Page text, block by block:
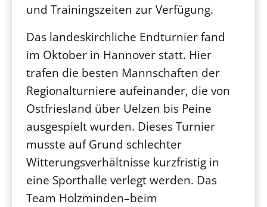
und Trainingszeiten zur Verfügung.
Das landeskirchliche Endturnier fand
im Oktober in Hannover statt. Hier
trafen die besten Mannschaften der
Regionalturniere aufeinander, die von
Ostfriesland über Uelzen bis Peine
ausgespielt wurden. Dieses Turnier
musste auf Grund schlechter
Witterungsverhältnisse kurzfristig in
eine Sporthalle verlegt werden. Das
Team Holzminden–beim